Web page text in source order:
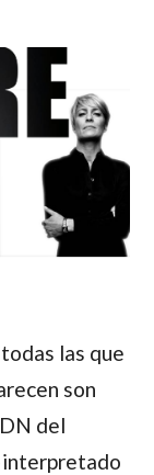
las que
son
del